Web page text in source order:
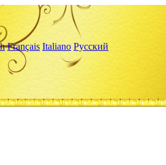
Français Italiano Русский